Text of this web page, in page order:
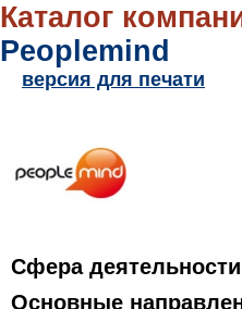
Каталог
Peoplemind
версия для печати
Сфера
Основные